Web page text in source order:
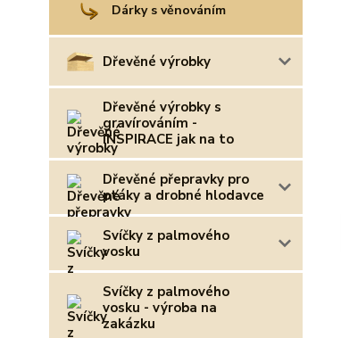
Dárky s věnováním
Dřevěné výrobky
Dřevěné výrobky s
gravírováním -
INSPIRACE jak na to
Dřevěné přepravky pro
ptáky a drobné hlodavce
Svíčky z palmového
vosku
Svíčky z palmového
vosku - výroba na
zakázku